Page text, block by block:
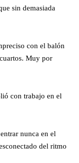
sin demasiada
con el balón
Muy por
con trabajo en el
nunca en el
del ritmo